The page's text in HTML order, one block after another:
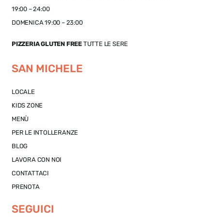
19:00 – 24:00
DOMENICA 19:00 – 23:00
PIZZERIA GLUTEN FREE TUTTE LE SERE
SAN MICHELE
LOCALE
KIDS ZONE
MENÙ
PER LE INTOLLERANZE
BLOG
LAVORA CON NOI
CONTATTACI
PRENOTA
SEGUICI